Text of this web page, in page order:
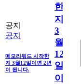
공지
공지
메모리워드 시작한
지 3월12일이면 2년
이 됩니다.
한
지
3
월
12
일
이